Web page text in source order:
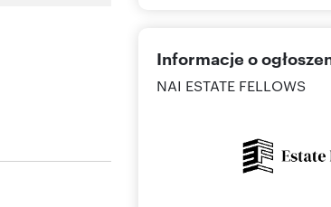
Informacje o
NAI ESTATE FELLOWS